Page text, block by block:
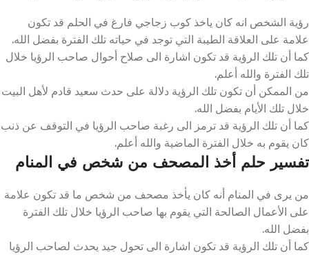
رؤية الشخص انه كان ياخذ كوب زجاجي فارغ في الحلم قد تكون
علامة على العلاقة الطيبة التي توجد في حياته تلك الفترة بفضل الله.
كما أن تلك الرؤية قد تكون اشارة الى صلاح أحوال صاحب الرؤيا خلال
تلك الفترة والله أعلم.
من الممكن أن تكون تلك الرؤية دلالة على حدث سعيد قادم لأهل البيت
خلال تلك الأيام بفضل الله.
كما أن تلك الرؤية قد ترمز الى رغبة صاحب الرؤيا في التوقف عن ذنب
كان يقوم به خلال الفترة الماضية والله أعلم.
تفسير حلم أخذ المصحف من شخص في المنام
من يرى في المنام أنه كان يأخذ مصحف من شخص ما قد تكون علامة
على الأعمال الصالحة التي يقوم بها صاحب الرؤيا خلال تلك الفترة
بفضل الله.
كما أن تلك الرؤية قد تكون اشارة الى تحول جيد يحدث لصاحب الرؤيا